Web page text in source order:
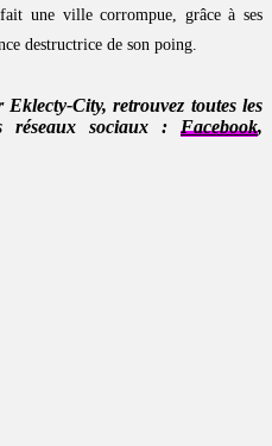
une ville corrompue, grâce à ses
destructrice de son poing.
City, retrouvez toutes les
réseaux sociaux : Facebook,